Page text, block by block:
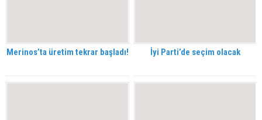
Merinos’ta üretim tekrar başladı! İyi Parti’de seçim olacak